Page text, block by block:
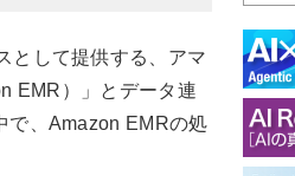
として提供する、アマ
EMR）」とデータ連
で、Amazon EMRの処